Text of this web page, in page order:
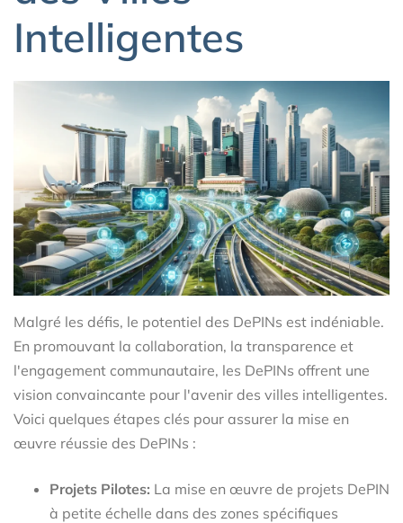
Intelligentes
Malgré les défis, le potentiel des DePINs est indéniable.
En promouvant la collaboration, la transparence et
l'engagement communautaire, les DePINs offrent une
vision convaincante pour l'avenir des villes intelligentes.
Voici quelques étapes clés pour assurer la mise en
œuvre réussie des DePINs :
Projets Pilotes: La mise en œuvre de projets DePIN
à petite échelle dans des zones spécifiques